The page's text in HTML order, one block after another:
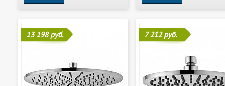
13 198 руб. 7 212 руб.